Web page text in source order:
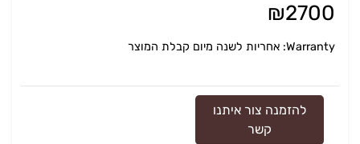
₪2700
Warranty: אחריות לשנה מיום קבלת המוצר
להזמנה צור איתנו
קשר